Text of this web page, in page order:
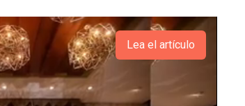
Lea el artículo